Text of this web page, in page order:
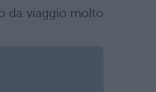
da viaggio molto